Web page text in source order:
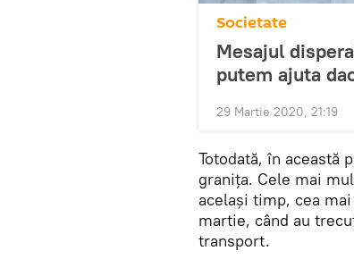
Societate
Mesajul
putem ajuta
29 Martie 2020, 21:19
Totodată, în această
granița. Cele mai
același timp, cea
martie, când au
transport.